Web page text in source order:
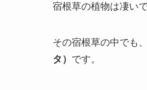
宿根草の植物は凄い
その宿根草の中でも
タ） です。